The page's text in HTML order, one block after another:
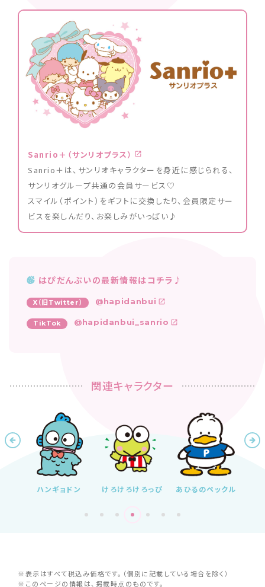
Sanrio＋（サンリオプラス）
Sanrio＋は、サンリオキャラクターを身近に感じられる、
サンリオグループ共通の会員サービス♡
スマイル（ポイント）をギフトに交換したり、会員限定サー
ビスを楽しんだり、お楽しみがいっぱい♪
はぴだんぶいの最新情報はコチラ♪
X（旧Twitter） @hapidanbui
TikTok @hapidanbui_sanrio
関連キャラクター
けろけろけろっぴ あひるのペックル バッドばつ丸
※表示はすべて税込み価格です。（個別に記載している場合を除く）
※このページの情報は、掲載時点のものです。